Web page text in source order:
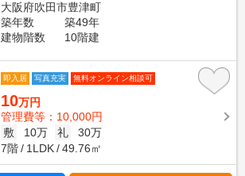
大阪府吹田市豊津町
築年数
築49年
建物階数
10階建
即入居 写真充実 無料オンライン相談可
10万円
管理費等：10,000円
敷
10万 礼
30万
7階
1LDK 49.76㎡